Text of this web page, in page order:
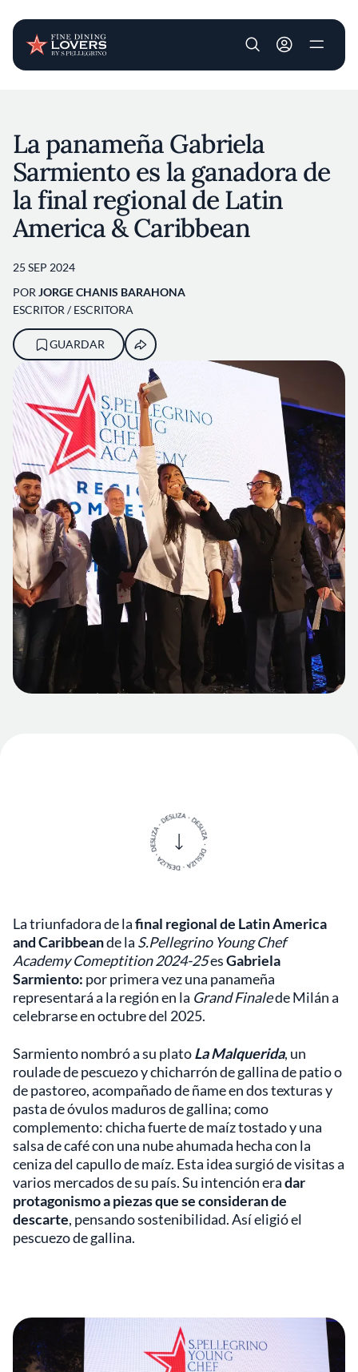
User account
La panameña Gabriela
Sarmiento es la ganadora de
la final regional de Latin
America & Caribbean
25 SEP 2024
POR JORGE CHANIS BARAHONA
ESCRITOR / ESCRITORA
GUARDAR
La triunfadora de lafinal regional de Latin America
and Caribbeande la S.Pellegrino Young Chef
Academy Comeptition 2024-25esGabriela
Sarmiento: por primera vez una panameña
representará a la región en la Grand Finalede Milán a
celebrarse en octubre del 2025.
Sarmiento nombró a su platoLa Malquerida, un
roulade de pescuezo y chicharrón de gallina de patio o
de pastoreo, acompañado de ñame en dos texturas y
pasta de óvulos maduros de gallina; como
complemento: chicha fuerte de maíz tostado y una
salsa de café con una nube ahumada hecha con la
ceniza del capullo de maíz. Esta idea surgió de visitas a
varios mercados de su país. Su intención eradar
protagonismo a piezas que se consideran de
descarte, pensando sostenibilidad. Así eligió el
pescuezo de gallina.